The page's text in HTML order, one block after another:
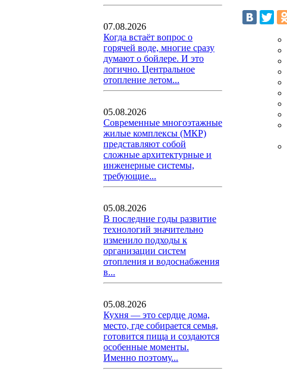
07.08.2026
Когда встаёт вопрос о
горячей воде, многие сразу
думают о бойлере. И это
логично. Центральное
отопление летом...
05.08.2026
Современные многоэтажные
жилые комплексы (МКР)
представляют собой
сложные архитектурные и
инженерные системы,
требующие...
05.08.2026
В последние годы развитие
технологий значительно
изменило подходы к
организации систем
отопления и водоснабжения
в...
05.08.2026
Кухня — это сердце дома,
место, где собирается семья,
готовится пища и создаются
особенные моменты.
Именно поэтому...